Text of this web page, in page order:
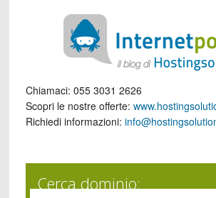
Chiamaci: 055 3031 2626
Scopri le nostre offerte:
Richiedi informazioni:
Cerca dominio: